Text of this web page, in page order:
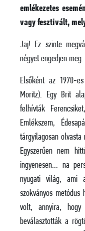
emlékezetes
vagy fesztivált,
Jaj! Ez szinte
négyet engedjen meg.
Elsőként az 1970-
Moritz). Egy Brit
felhívták
Emlékszem,
tárgyilagosan olvasta
Egyszerűen nem
ingyenesen… na
nyugati világ, ami
szokványos metódus
volt, annyira,
beválasztották a